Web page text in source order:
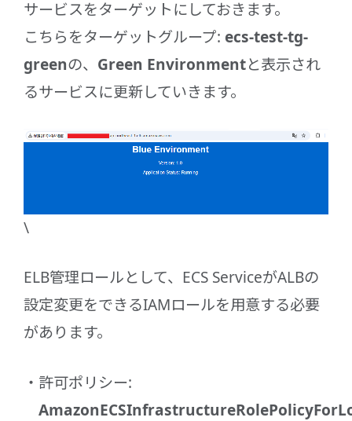
サービスをターゲットにしておきます。
こちらをターゲットグループ: ecs-test-tg-
greenの、 Green Environmentと表示され
るサービスに更新していきます。
\
ELB管理ロールとして、ECS ServiceがALBの
設定変更をできるIAMロールを用意する必要
があります。
許可ポリシー: